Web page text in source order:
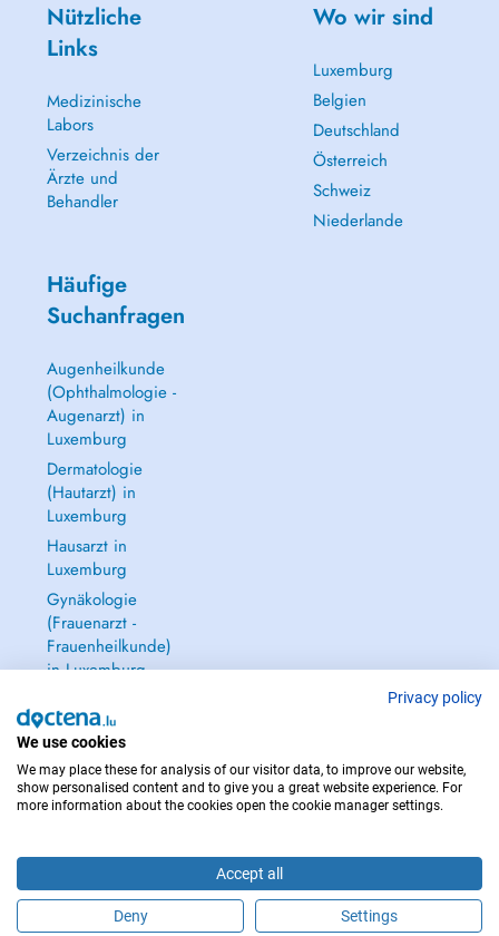
Buchen Sie einen Termin
Nützliche
Links
Medizinische
Labors
Verzeichnis der
Ärzte und
Behandler
Wo wir sind
Luxemburg
Belgien
Deutschland
Österreich
Schweiz
Niederlande
Häufige
Suchanfragen
Augenheilkunde
(Ophthalmologie -
Augenarzt) in
Luxemburg
Dermatologie
(Hautarzt) in
Luxemburg
Hausarzt in
Luxemburg
Gynäkologie
(Frauenarzt -
Frauenheilkunde)
in Luxemburg
IM NOTFALL WENDEN SIE SICH AN : 112
Privacy policy
We use cookies
We may place these for analysis of our visitor data, to improve our website,
show personalised content and to give you a great website experience. For
more information about the cookies open the cookie manager settings.
Accept all
Deny Settings